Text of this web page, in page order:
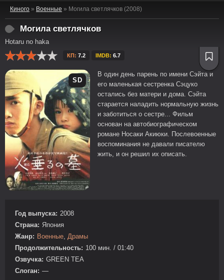
Киного » Военные » Могила светлячков (2008)
Могила светлячков
Hotaru no haka
КП: 7.2 IMDB: 6.7
SD
В один день парень по имени Сэйта и
его маленькая сестренка Сэцуко
остались без матери и дома. Сэйта
старается наладить нормальную жизнь
и заботиться о сестре... Фильм
основан на автобиографическом
романе Hосаки Акиюки. Послевоенные
воспоминания не давали писателю
жить, и он решил их описать.
Год выпуска: 2008
Страна: Япония
Жанр: Военные Драмы
Продолжительность: 100 мин. / 01:40
Озвучка: GREEN TEA
Слоган: —